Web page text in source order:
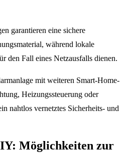
garantieren eine sichere
während lokale
den Fall eines Netzausfalls dienen.
mit weiteren Smart-Home-
Heizungssteuerung oder
nahtlos vernetztes Sicherheits- und
Möglichkeiten zur